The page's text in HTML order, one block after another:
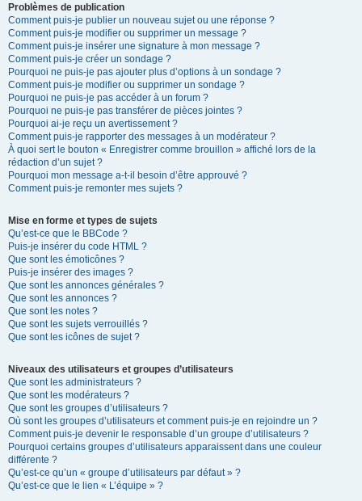
Problèmes de publication
Comment puis-je publier un nouveau sujet ou une réponse ?
Comment puis-je modifier ou supprimer un message ?
Comment puis-je insérer une signature à mon message ?
Comment puis-je créer un sondage ?
Pourquoi ne puis-je pas ajouter plus d’options à un sondage ?
Comment puis-je modifier ou supprimer un sondage ?
Pourquoi ne puis-je pas accéder à un forum ?
Pourquoi ne puis-je pas transférer de pièces jointes ?
Pourquoi ai-je reçu un avertissement ?
Comment puis-je rapporter des messages à un modérateur ?
À quoi sert le bouton « Enregistrer comme brouillon » affiché lors de la
rédaction d’un sujet ?
Pourquoi mon message a-t-il besoin d’être approuvé ?
Comment puis-je remonter mes sujets ?
Mise en forme et types de sujets
Qu’est-ce que le BBCode ?
Puis-je insérer du code HTML ?
Que sont les émoticônes ?
Puis-je insérer des images ?
Que sont les annonces générales ?
Que sont les annonces ?
Que sont les notes ?
Que sont les sujets verrouillés ?
Que sont les icônes de sujet ?
Niveaux des utilisateurs et groupes d’utilisateurs
Que sont les administrateurs ?
Que sont les modérateurs ?
Que sont les groupes d’utilisateurs ?
Où sont les groupes d’utilisateurs et comment puis-je en rejoindre un ?
Comment puis-je devenir le responsable d’un groupe d’utilisateurs ?
Pourquoi certains groupes d’utilisateurs apparaissent dans une couleur
différente ?
Qu’est-ce qu’un « groupe d’utilisateurs par défaut » ?
Qu’est-ce que le lien « L’équipe » ?